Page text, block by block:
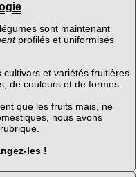
sont maintenant
profilés et uniformisés
et variétés fruitières
de couleurs et de formes.
que les fruits mais, ne
nous avons
les !